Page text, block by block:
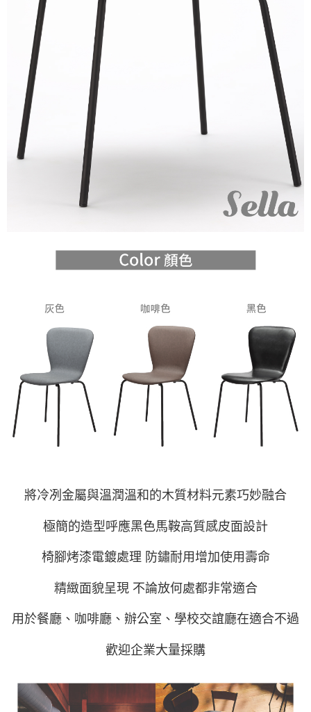
將冷冽金屬與溫潤溫和的木質材料元素巧妙融合
極簡的造型呼應黑色馬鞍高質感皮面設計
椅腳烤漆電鍍處理 防鏽耐用增加使用壽命
精緻面貌呈現 不論放何處都非常適合
用於餐廳、咖啡廳、辦公室、學校交誼廳在適合不過
歡迎企業大量採購